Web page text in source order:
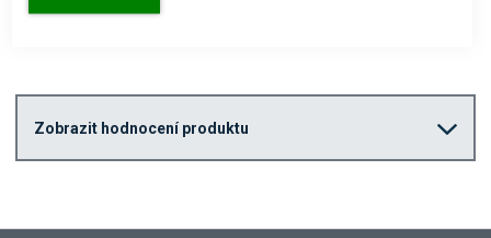
Zobrazit hodnocení produktu